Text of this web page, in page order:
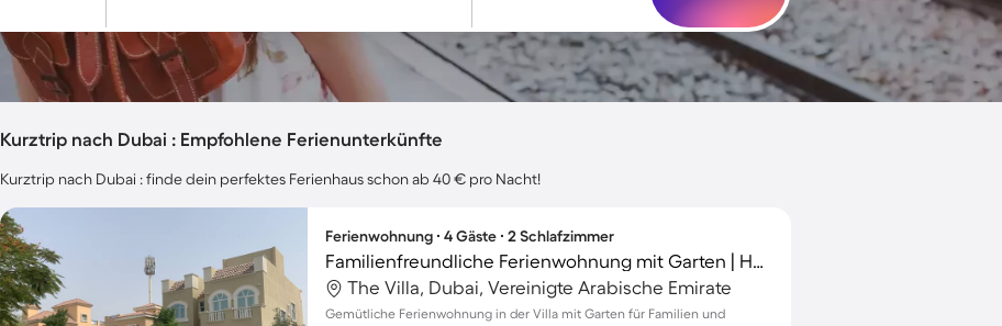
Kurztrip nach Dubai : Empfohlene Ferienunterkünfte
Kurztrip nach Dubai : finde dein perfektes Ferienhaus schon ab 40 € pro Nacht!
Ferienwohnung ∙ 4 Gäste ∙ 2 Schlafzimmer
Familienfreundliche Ferienwohnung mit Garten | Hunde erlaubt
The Villa, Dubai, Vereinigte Arabische Emirate
Gemütliche Ferienwohnung in der Villa mit Garten für Familien und